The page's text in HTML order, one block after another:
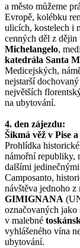
a město můžeme
Evropě, kolébku
ulicích, kostelech i
cenných děl z dějin
Michelangelo,
katedrála Santa
Medicejských,
nejstarší
největších
na ubytování.
4. den zájezdu:
Šikmá věž v Pise
Prohlídka
námořní republiky,
dalšími
Camposanto,
návštěva jednoho
GIMIGNANA
označovaných
v malebné
vyhlášeného vína
ubytování.